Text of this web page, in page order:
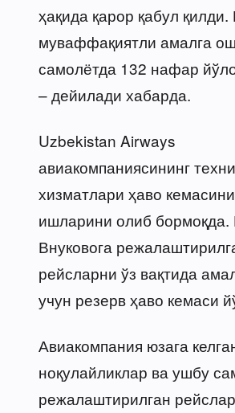
ҳақида қарор қабул
муваффақиятли амалга
самолётда 132 нафар
– дейилади хабарда.
Uzbekistan Airways
авиакомпаниясининг
хизматлари ҳаво
ишларини олиб бормоқда.
Внуковога
рейсларни ўз вақтида
учун резерв ҳаво кемаси
Авиакомпания юзага
ноқулайликлар ва ушбу
режалаштирилган